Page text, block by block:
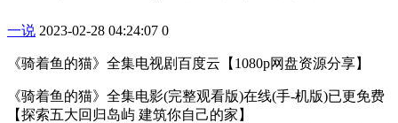
一说 2023-02-28 04:24:07 0
《骑着鱼的猫》全集电视剧百度云【1080p网盘资源分享】
《骑着鱼的猫》全集电影(完整观看版)在线(手-机版)已更免费
【探索五大回归岛屿 建筑你自己的家】